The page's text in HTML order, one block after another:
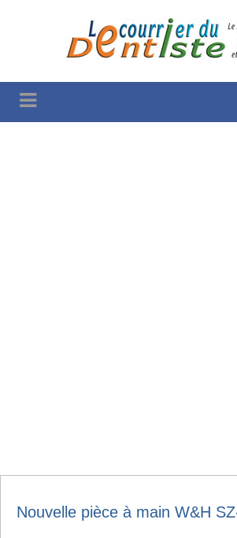
Nouvelle pièce à main W&H